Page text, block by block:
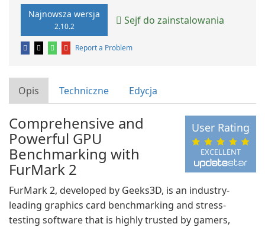
Najnowsza wersja
2.10.2 Sejf do zainstalowania
Report a Problem
Opis Techniczne Edycja
EXCELLENT
User Rating
Comprehensive and
Powerful GPU
Benchmarking with
FurMark 2
FurMark 2, developed by Geeks3D, is an industry-
leading graphics card benchmarking and stress-
testing software that is highly trusted by gamers,